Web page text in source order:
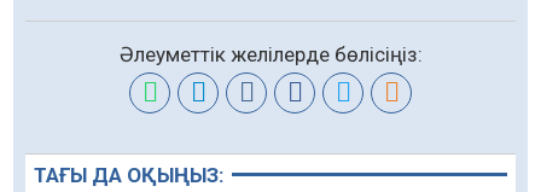
Әлеуметтік желілерде бөлісіңіз:
ТАҒЫ ДА ОҚЫҢЫЗ: